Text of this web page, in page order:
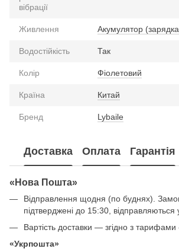
вібрації
Живлення Акумулятор
Водостійкість Так
Колір Фіолетовий
Країна Китай
Бренд Lybaile
Доставка Оплата Гарантія
«Нова Пошта»
Відправлення щодня (по буднях).
підтверджені до 15:30,
Вартість доставки — згідно з
«Укрпошта»